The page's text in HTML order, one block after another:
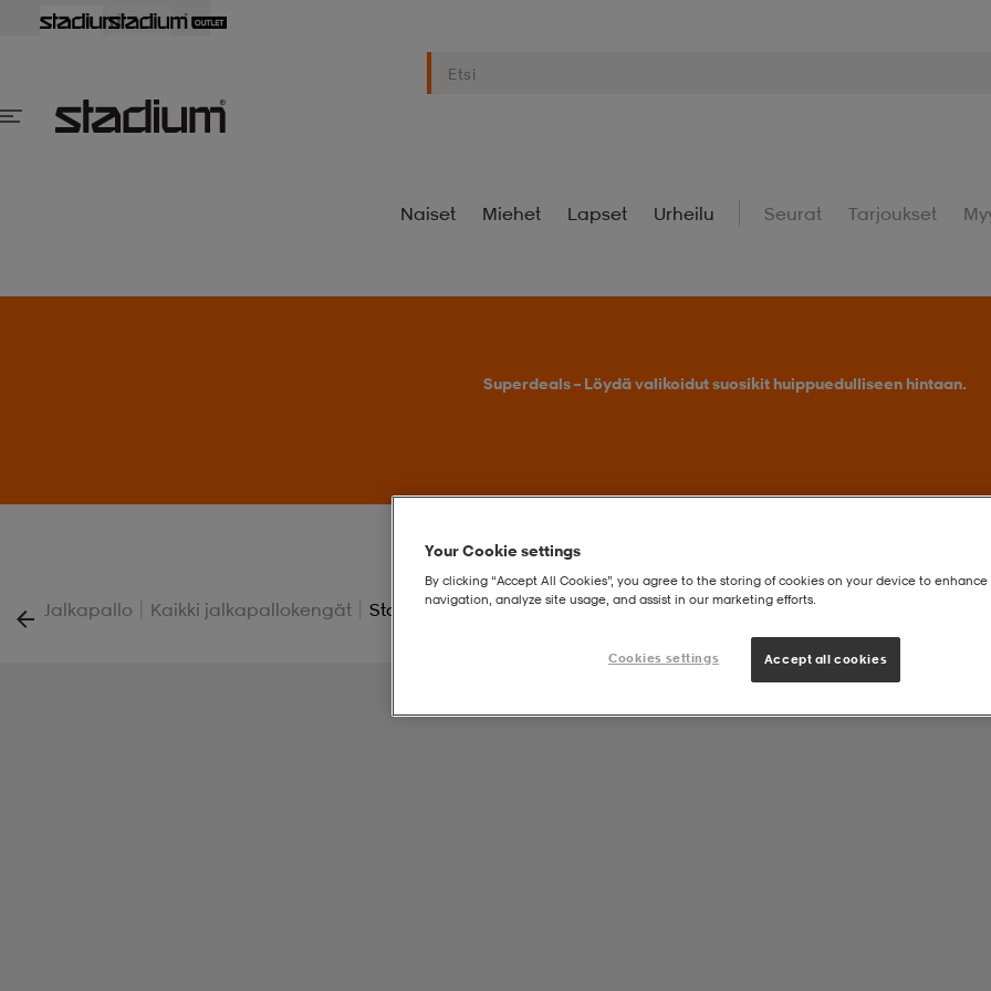
Naiset Miehet Lapset Urheilu Seurat Tarjoukset
Superdeals – Löydä valikoidut suosikit huippuedulliseen hintaan.
Jalkapallo | Kaikki jalkapallokengät | Stadio 700 Agm Soccer Boots
Your Cookie settings
By clicking “Accept All Cookies”, you agree to the storing of cookies on your device to enhance
navigation, analyze site usage, and assist in our marketing efforts.
Cookies settings Accept all cookies